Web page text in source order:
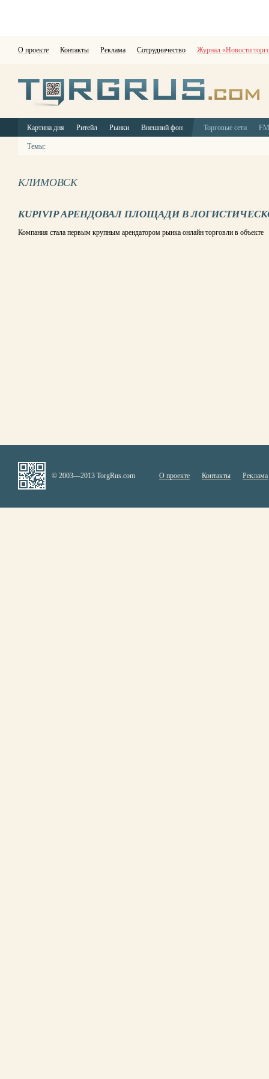
О проекте Контакты Реклама Сотрудничество Журнал «Новости
Картина дня Ритейл Рынки Внешний фон Торговые сети
Темы:
КЛИМОВСК
KUPIVIP АРЕНДОВАЛ ПЛОЩАДИ В
Компания стала первым крупным арендатором рынка онлайн торговли в объекте
© 2003—2013 TorgRus.com О проекте Контакты Реклама